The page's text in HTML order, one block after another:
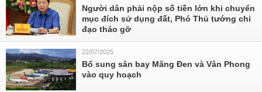
Người dân phải nộp số tiền lớn khi chuyển
mục đích sử dụng đất, Phó Thủ tướng chỉ
đạo tháo gỡ
22/07/2025
Bổ sung sân bay Măng Đen và Vân Phong
vào quy hoạch